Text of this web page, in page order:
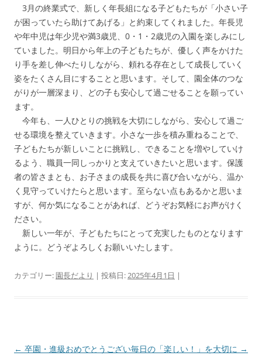
3月の終業式で、新しく年長組になる子どもたちが「小さい子
が困っていたら助けてあげる」と約束してくれました。年長児
や年中児は年少児や満3歳児、0・1・2歳児の入園を楽しみにし
ていました。明日から年上の子どもたちが、優しく声をかけた
り手を差し伸べたりしながら、頼れる存在として成長していく
姿をたくさん目にすることと思います。そして、園全体のつな
がりが一層深まり、どの子も安心して過ごせることを願ってい
ます。
今年も、一人ひとりの挑戦を大切にしながら、安心して過ご
せる環境を整えていきます。小さな一歩を積み重ねることで、
子どもたちが新しいことに挑戦し、できることを増やしていけ
るよう、職員一同しっかりと支えていきたいと思います。保護
者の皆さまとも、お子さまの成長を共に喜び合いながら、温か
く見守っていけたらと思います。至らない点もあるかと思いま
すが、何か気になることがあれば、どうぞお気軽にお声がけく
ださい。
新しい一年が、子どもたちにとって充実したものとなります
ように。どうぞよろしくお願いいたします。
カテゴリー: 園長だより | 投稿日:2025年4月1日 |
投
← 卒園・進級おめでとうござい毎日の「楽しい！」を大切に →